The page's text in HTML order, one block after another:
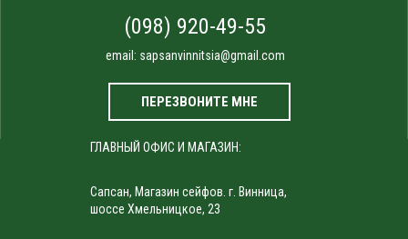
(098) 920-49-55
email: sapsanvinnitsia@gmail.com
ПЕРЕЗВОНИТЕ МНЕ
ГЛАВНЫЙ ОФИС И МАГАЗИН:
Сапсан, Магазин сейфов. г. Винница,
шоссе Хмельницкое, 23